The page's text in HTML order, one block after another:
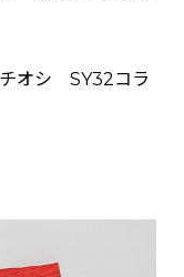
チオシ SY32コラ